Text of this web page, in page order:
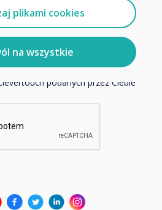
plikami cookies
na wszystkie
o tym, jak gromadzimy i
dane osobowe, odwiedź naszą
zgodę na przechowywanie i
podanych przez Ciebie